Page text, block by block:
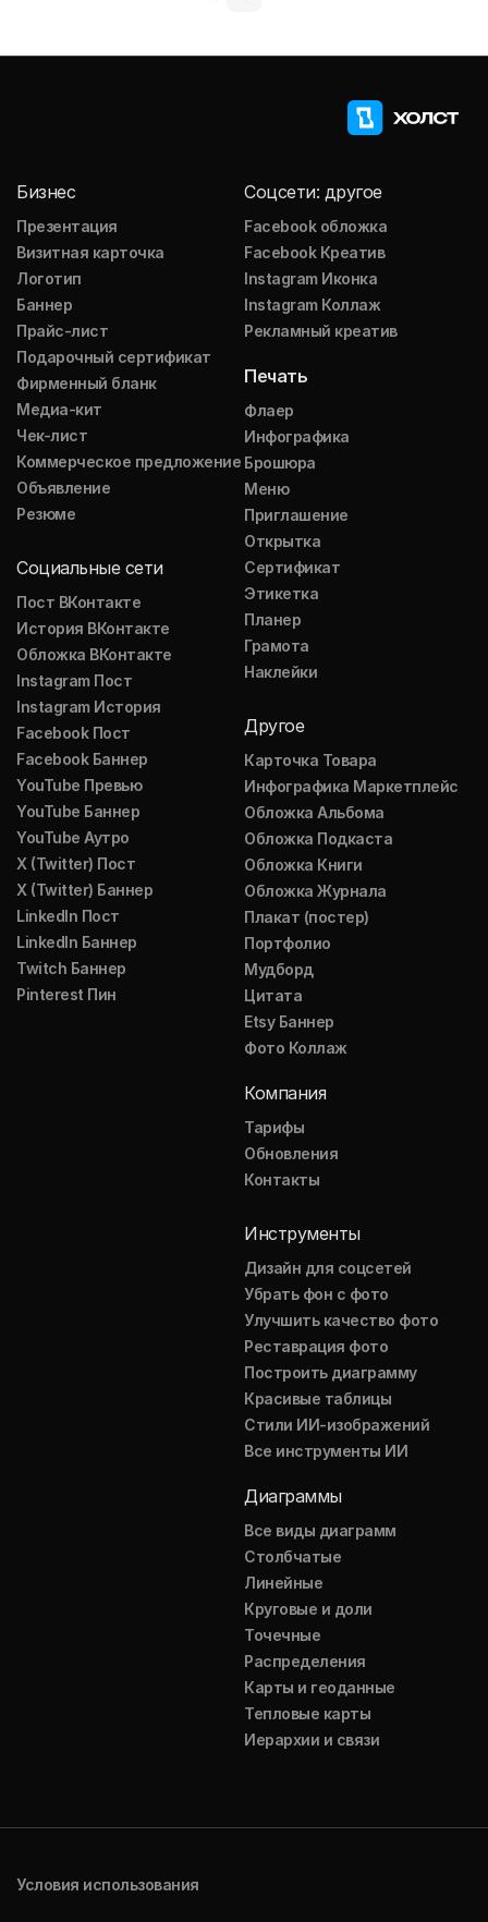
Бизнес
Презентация
Визитная карточка
Логотип
Баннер
Прайс-лист
Подарочный сертификат
Фирменный бланк
Медиа-кит
Чек-лист
Коммерческое предложение
Объявление
Резюме
Социальные сети
Пост ВКонтакте
История ВКонтакте
Обложка ВКонтакте
Instagram Пост
Instagram История
Facebook Пост
Facebook Баннер
YouTube Превью
YouTube Баннер
YouTube Аутро
X (Twitter) Пост
X (Twitter) Баннер
LinkedIn Пост
LinkedIn Баннер
Twitch Баннер
Pinterest Пин
Соцсети: другое
Facebook обложка
Facebook Креатив
Instagram Иконка
Instagram Коллаж
Рекламный креатив
Печать
Флаер
Инфографика
Брошюра
Меню
Приглашение
Открытка
Сертификат
Этикетка
Планер
Грамота
Наклейки
Другое
Карточка Товара
Инфографика Маркетплейс
Обложка Альбома
Обложка Подкаста
Обложка Книги
Обложка Журнала
Плакат (постер)
Портфолио
Мудборд
Цитата
Etsy Баннер
Фото Коллаж
Компания
Тарифы
Обновления
Контакты
Инструменты
Дизайн для соцсетей
Убрать фон с фото
Улучшить качество фото
Реставрация фото
Построить диаграмму
Красивые таблицы
Стили ИИ-изображений
Все инструменты ИИ
Диаграммы
Все виды диаграмм
Столбчатые
Линейные
Круговые и доли
Точечные
Распределения
Карты и геоданные
Тепловые карты
Иерархии и связи
Условия использования